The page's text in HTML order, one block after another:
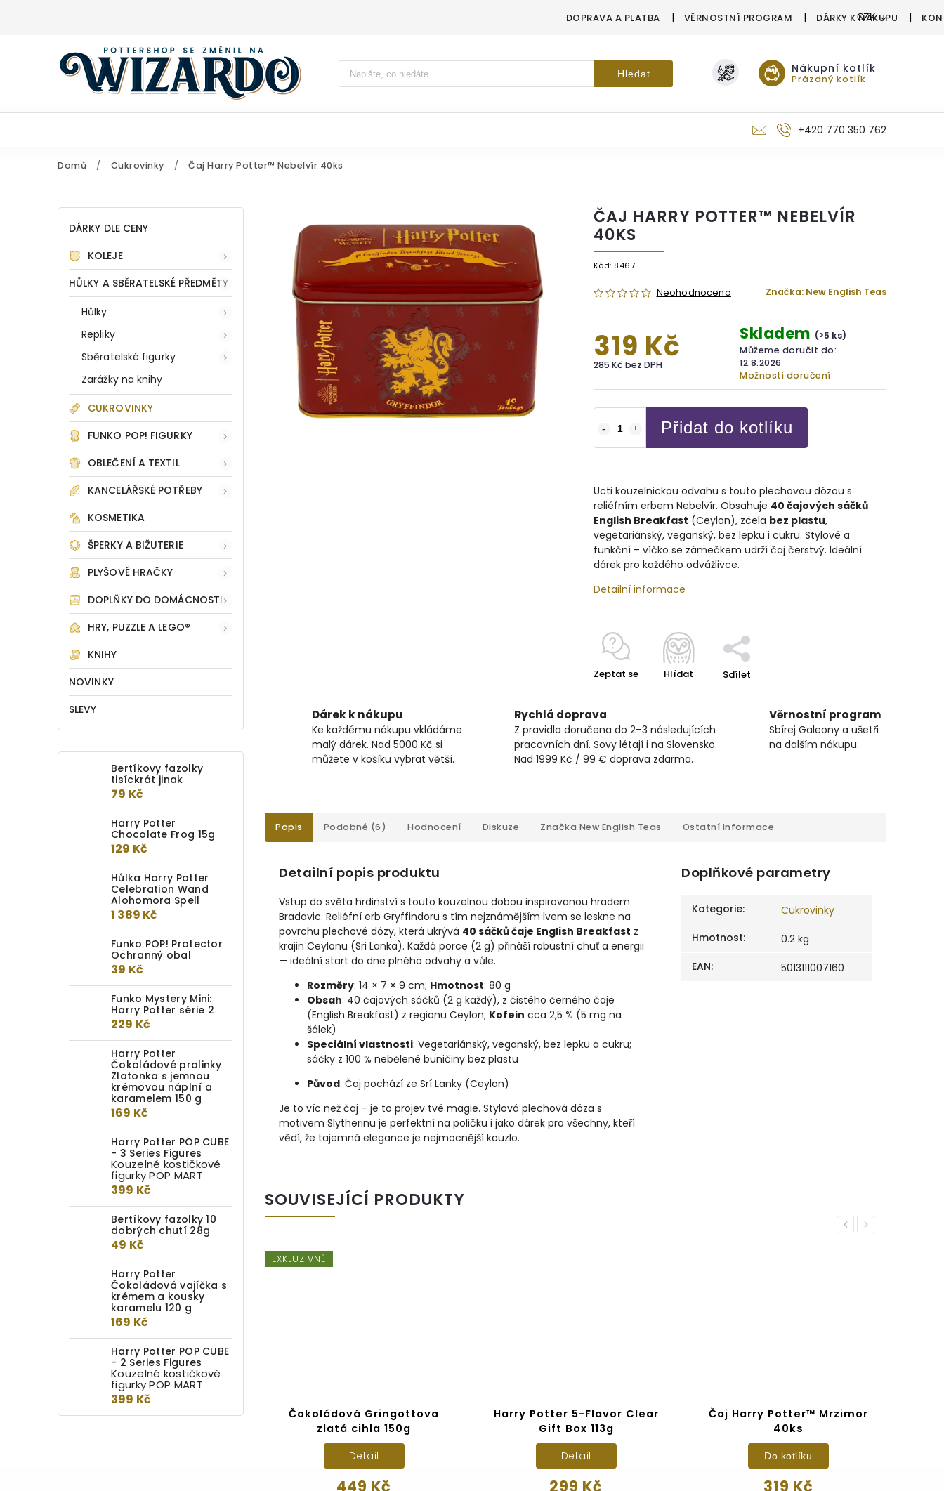
DOPRAVA A PLATBA VĚRNOSTNÍ PROGRAM DÁRKY K NÁKUPU
CZK
Vyhledávání Hledat Nákupní kotlík
Prázdný kotlík
+420 770 350 762
Domů / Cukrovinky / Čaj Harry Potter™ Nebelvír 40ks
DÁRKY DLE CENY
KOLEJE
HŮLKY A SBĚRATELSKÉ PŘEDMĚTY
Hůlky
Repliky
Sběratelské figurky
Zarážky na knihy
CUKROVINKY
FUNKO POP! FIGURKY
OBLEČENÍ A TEXTIL
KANCELÁŘSKÉ POTŘEBY
KOSMETIKA
ŠPERKY A BIŽUTERIE
PLYŠOVÉ HRAČKY
DOPLŇKY DO DOMÁCNOSTI
HRY, PUZZLE A LEGO®
KNIHY
NOVINKY
SLEVY
Bertíkovy fazolky
tisíckrát jinak
79 Kč
Harry Potter
Chocolate Frog 15g
129 Kč
Hůlka Harry Potter
Celebration Wand
Alohomora Spell
1 389 Kč
Funko POP! Protector
Ochranný obal
39 Kč
Funko Mystery Mini:
Harry Potter série 2
229 Kč
Harry Potter
Čokoládové pralinky
Zlatonka s jemnou
krémovou náplní a
karamelem 150 g
169 Kč
Harry Potter POP CUBE
- 3 Series Figures
Kouzelné kostičkové
figurky POP MART
399 Kč
Bertíkovy fazolky 10
dobrých chutí 28g
49 Kč
Harry Potter
Čokoládová vajíčka s
krémem a kousky
karamelu 120 g
169 Kč
Harry Potter POP CUBE
- 2 Series Figures
Kouzelné kostičkové
figurky POP MART
399 Kč
ČAJ HARRY POTTER™ NEBELVÍR
40KS
Kód: 8467
Neohodnoceno Značka: New English Teas
319 Kč
285 Kč bez DPH
Skladem (>5 ks)
Můžeme doručit do:
12.8.2026
Možnosti doručení
Přidat do kotlíku
Ucti kouzelnickou odvahu s touto plechovou dózou s
reliéfním erbem Nebelvír. Obsahuje 40 čajových sáčků
English Breakfast (Ceylon), zcela bez plastu,
vegetariánský, veganský, bez lepku i cukru. Stylové a
funkční – víčko se zámečkem udrží čaj čerstvý. Ideální
dárek pro každého odvážlivce.
Detailní informace
Zeptat se Hlídat Sdílet
Dárek k nákupu
Ke každému nákupu vkládáme
malý dárek. Nad 5000 Kč si
můžete v košíku vybrat větší.
Rychlá doprava
Z pravidla doručena do 2–3 následujících
pracovních dní. Sovy létají i na Slovensko.
Nad 1999 Kč / 99 € doprava zdarma.
Věrnostní program
Sbírej Galeony a ušetři
na dalším nákupu.
Popis Podobné (6) Hodnocení Diskuze Značka New English Teas Ostatní informace
Detailní popis produktu
Vstup do světa hrdinství s touto kouzelnou dobou inspirovanou hradem
Bradavic. Reliéfní erb Gryffindoru s tím nejznámějším lvem se leskne na
povrchu plechové dózy, která ukrývá 40 sáčků čaje English Breakfast z
krajin Ceylonu (Sri Lanka). Každá porce (2 g) přináší robustní chuť a energii
— ideální start do dne plného odvahy a vůle.
Rozměry: 14 × 7 × 9 cm; Hmotnost: 80 g
Obsah: 40 čajových sáčků (2 g každý), z čistého černého čaje
(English Breakfast) z regionu Ceylon; Kofein cca 2,5 % (5 mg na
šálek)
Speciální vlastnosti: Vegetariánský, veganský, bez lepku a cukru;
sáčky z 100 % nebělené buničiny bez plastu
Původ: Čaj pochází ze Srí Lanky (Ceylon)
Je to víc než čaj – je to projev tvé magie. Stylová plechová dóza s
motivem Slytherinu je perfektní na poličku i jako dárek pro všechny, kteří
vědí, že tajemná elegance je nejmocnější kouzlo.
Doplňkové parametry
Kategorie:
Cukrovinky
Hmotnost:
0.2 kg
EAN: 5013111007160
SOUVISEJÍCÍ PRODUKTY
Previous
Harry Potter Caramel
EXKLUZIVNĚ
Čokoládová Gringottova
zlatá cihla 150g
449 Kč
Detail
Harry Potter 5-Flavor Clear
Gift Box 113g
299 Kč
Detail
Čaj Harry Potter™ Mrzimor
40ks
319 Kč
Do kotlíku
Next